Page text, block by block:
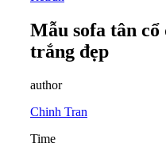
Mẫu sofa tân cổ
trắng đẹp
author
Chinh Tran
Time